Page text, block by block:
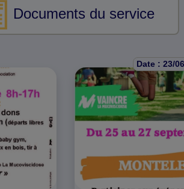
Documents du service
Date : 23/